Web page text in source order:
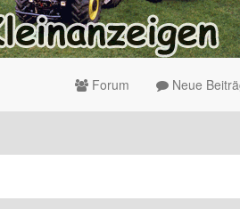
Forum Neue